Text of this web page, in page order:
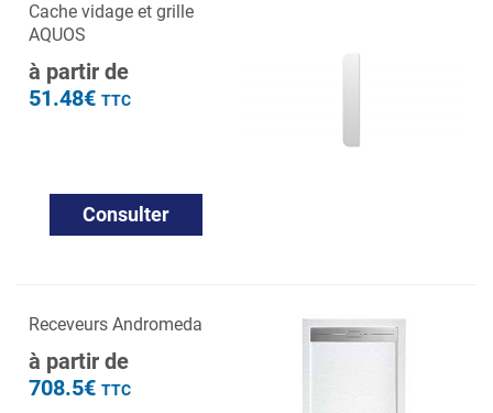
Cache vidage et grille
AQUOS
à partir de
51.48€ TTC
Consulter
Receveurs Andromeda
à partir de
708.5€ TTC